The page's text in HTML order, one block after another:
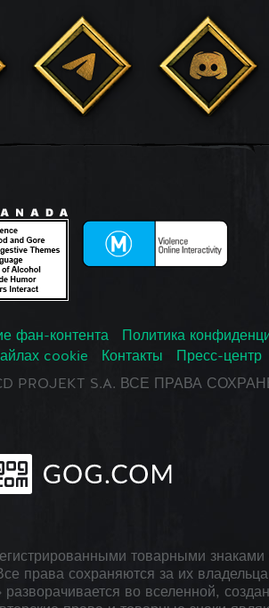
фан-контента
Политика
cookie Контакты
Пресс-центр
CD PROJEKT S.A. ВСЕ ПРАВА
товарными знаками
права сохраняются за их
во вселенной,